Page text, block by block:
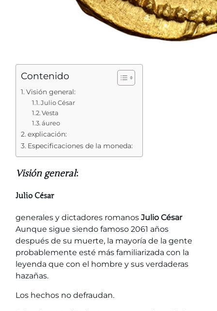
Contenido
Visión general:
Julio César
Vesta
áureo
explicación:
Especificaciones de la moneda:
Visión general:
Julio César
generales y dictadores romanos Julio César
Aunque sigue siendo famoso 2061 años
después de su muerte, la mayoría de la gente
probablemente esté más familiarizada con la
leyenda que con el hombre y sus verdaderas
hazañas.
Los hechos no defraudan.